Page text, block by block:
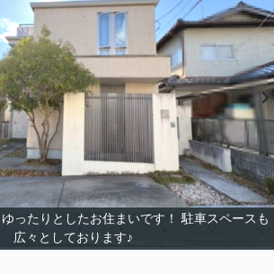
ゆったりとしたお住まいです！ 駐車スペースも
広々としております♪